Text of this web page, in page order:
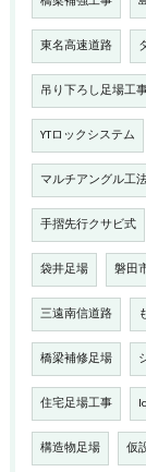
東名高速道路
吊り下ろし足場工
YTロックシステム
マルチアングル工
手摺先行クサビ式
袋井足場 磐田
三遠南信道路
橋梁補修足場
住宅足場工事
構造物足場 仮